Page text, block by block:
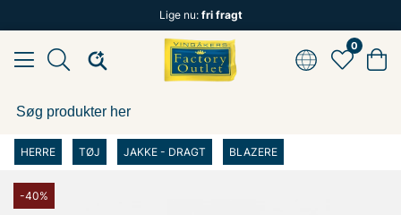
Lige nu: fri fragt
0
HERRE TØJ JAKKE - DRAGT BLAZERE
-40%